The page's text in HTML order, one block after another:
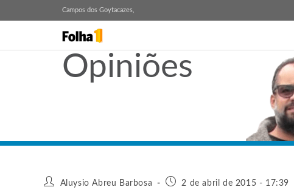
Campos dos Goytacazes,
Opiniões
Aluysio Abreu Barbosa 2 de abril de 2015 - 17:39